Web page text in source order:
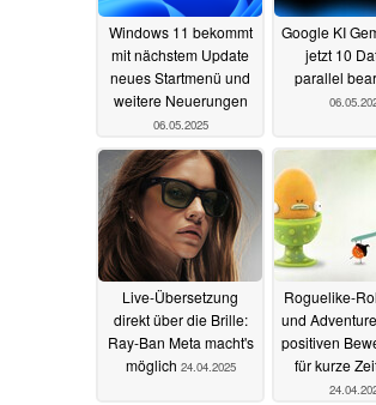
Windows 11 bekommt
mit nächstem Update
neues Startmenü und
weitere Neuerungen
06.05.2025
Google KI
jetzt 10
parallel
Live-Übersetzung
direkt über die Brille:
Ray-Ban Meta macht's
möglich 24.04.2025
Roguelike-
und
positiven
für kurze